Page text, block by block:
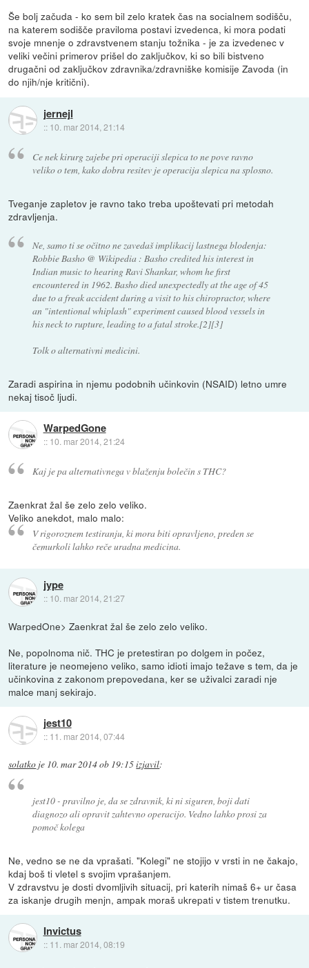
Še bolj začuda - ko sem bil zelo kratek čas na socialnem sodišču,
na katerem sodišče praviloma postavi izvedenca, ki mora podati
svoje mnenje o zdravstvenem stanju tožnika - je za izvedenec v
veliki večini primerov prišel do zaključkov, ki so bili bistveno
drugačni od zaključkov zdravnika/zdravniške komisije Zavoda (in
do njih/nje kritični).
jernejl
:: 10. mar 2014, 21:14
Ce nek kirurg zajebe pri operaciji slepica to ne pove ravno
veliko o tem, kako dobra resitev je operacija slepica na splosno.
Tveganje zapletov je ravno tako treba upoštevati pri metodah
zdravljenja.
Ne, samo ti se očitno ne zavedaš implikacij lastnega blodenja:
Robbie Basho @ Wikipedia : Basho credited his interest in
Indian music to hearing Ravi Shankar, whom he first
encountered in 1962. Basho died unexpectedly at the age of 45
due to a freak accident during a visit to his chiropractor, where
an "intentional whiplash" experiment caused blood vessels in
his neck to rupture, leading to a fatal stroke.[2][3]
Tolk o alternativni medicini.
Zaradi aspirina in njemu podobnih učinkovin (NSAID) letno umre
nekaj tisoč ljudi.
WarpedGone
:: 10. mar 2014, 21:24
Kaj je pa alternativnega v blaženju bolečin s THC?
Zaenkrat žal še zelo zelo veliko.
Veliko anekdot, malo malo:
V rigoroznem testiranju, ki mora biti opravljeno, preden se
čemurkoli lahko reče uradna medicina.
jype
:: 10. mar 2014, 21:27
WarpedOne> Zaenkrat žal še zelo zelo veliko.
Ne, popolnoma nič. THC je pretestiran po dolgem in počez,
literature je neomejeno veliko, samo idioti imajo težave s tem, da je
učinkovina z zakonom prepovedana, ker se uživalci zaradi nje
malce manj sekirajo.
jest10
:: 11. mar 2014, 07:44
solatko je 10. mar 2014 ob 19:15izjavil:
jest10 - pravilno je, da se zdravnik, ki ni siguren, boji dati
diagnozo ali opravit zahtevno operacijo. Vedno lahko prosi za
pomoč kolega
Ne, vedno se ne da vprašati. "Kolegi" ne stojijo v vrsti in ne čakajo,
kdaj boš ti vletel s svojim vprašanjem.
V zdravstvu je dosti dvomljivih situacij, pri katerih nimaš 6+ ur časa
za iskanje drugih menjn, ampak moraš ukrepati v tistem trenutku.
Invictus
:: 11. mar 2014, 08:19